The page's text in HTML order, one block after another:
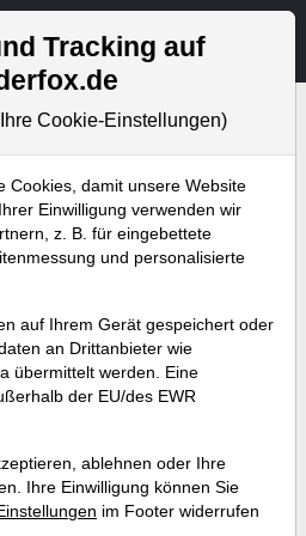
Aktien- und Artikelsuche
Alle Aufzeichnungen
II - Das Hebel-
Tracking auf
Cookie-Einstellungen)
Cookies, damit unsere Website
Einwilligung verwenden wir
z. B. für eingebettete
und personalisierte
auf Ihrem Gerät gespeichert oder
an Drittanbieter wie
übermittelt werden. Eine
der EU/des EWR
ablehnen oder Ihre
Ihre Einwilligung können Sie
im Footer widerrufen